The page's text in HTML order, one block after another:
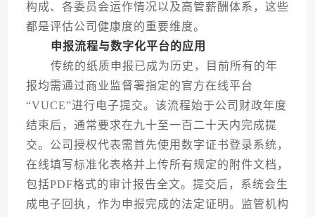
构成、各委员会运作情况以及高管薪酬体系，这些
都是评估公司健康度的重要维度。
申报流程与数字化平台的应用
传统的纸质申报已成为历史，目前所有的年
报均需通过商业监督署指定的官方在线平台
“VUCE”进行电子提交。该流程始于公司财政年度
结束后，通常要求在九十至一百二十天内完成提
交。公司授权代表需首先使用数字证书登录系统，
在线填写标准化表格并上传所有规定的附件文档，
包括PDF格式的审计报告全文。提交后，系统会生
成电子回执，作为申报完成的法定证明。监管机构